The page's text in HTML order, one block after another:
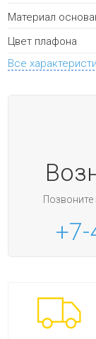
Материал
Цвет плафона
Все